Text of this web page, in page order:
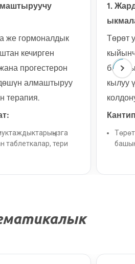
вульвада
колдонулат.
курсак жана
Толук
же гормоналдык
кечирген
прогестерон
алмаштыруу
терапия.
таблеткалар, тери
симптомдорун
1.
Төрөт
кылуу
пайда: